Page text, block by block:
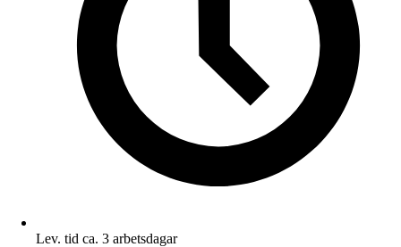
Lev. tid ca. 3 arbetsdagar